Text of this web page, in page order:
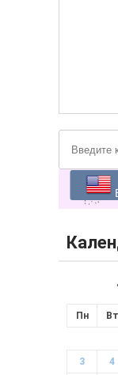
Пн Вт
3 4